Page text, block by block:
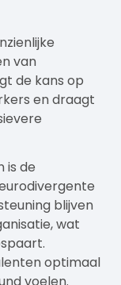
van
de kans op
en draagt
is de
blijven
wat
optimaal
voelen.